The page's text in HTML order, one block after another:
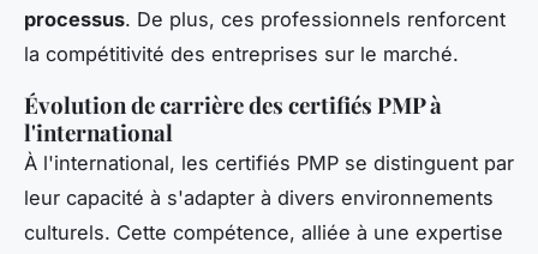
processus. De plus, ces professionnels renforcent
la compétitivité des entreprises sur le marché.
Évolution de carrière des certifiés PMP à
l'international
À l'international, les certifiés PMP se distinguent par
leur capacité à s'adapter à divers environnements
culturels. Cette compétence, alliée à une expertise